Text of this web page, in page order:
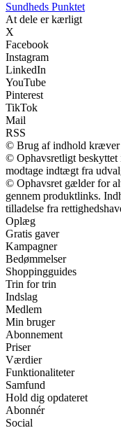
Sundheds Punktet
At dele er kærligt
X
Facebook
Instagram
LinkedIn
YouTube
Pinterest
TikTok
Mail
RSS
© Brug af indhold kræver
© Ophavsretligt
modtage indtægt fra
© Ophavsret gælder for
gennem produktlinks.
tilladelse fra
Oplæg
Gratis gaver
Kampagner
Bedømmelser
Shoppingguides
Trin for trin
Indslag
Medlem
Min bruger
Abonnement
Priser
Værdier
Funktionaliteter
Samfund
Hold dig opdateret
Abonnér
Social